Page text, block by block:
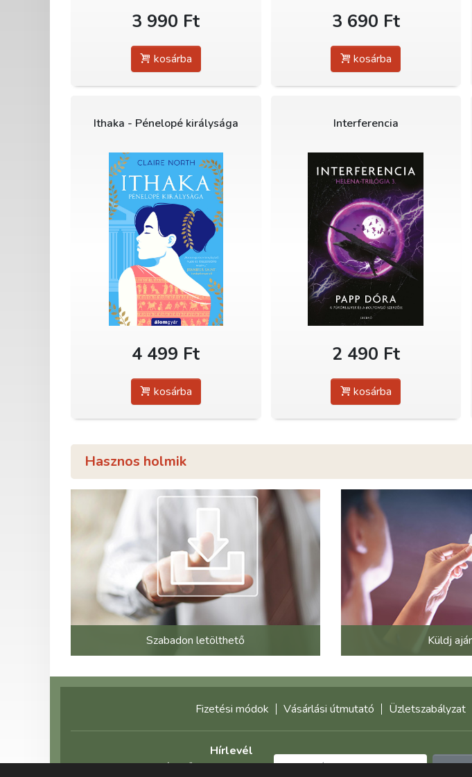
3 990 Ft
kosárba
3 690 Ft
kosárba
Ithaka - Pénelopé királysága
4 499 Ft
kosárba
Interferencia
2 490 Ft
kosárba
Hasznos holmik
Szabadon letölthető Küldj
Fizetési módok Vásárlási útmutató Üzletszabályzat
Hírlevél
Feliratkozás előtt olvassa el